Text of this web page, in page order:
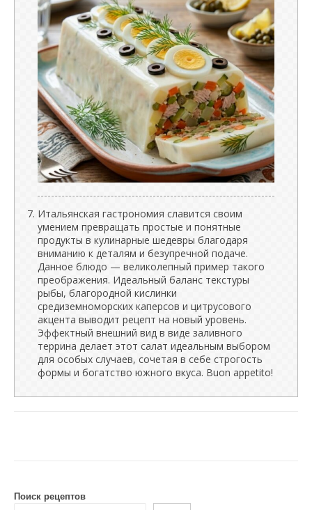
Итальянская гастрономия славится своим
умением превращать простые и понятные
продукты в кулинарные шедевры благодаря
вниманию к деталям и безупречной подаче.
Данное блюдо — великолепный пример такого
преображения. Идеальный баланс текстуры
рыбы, благородной кислинки
средиземноморских каперсов и цитрусового
акцента выводит рецепт на новый уровень.
Эффектный внешний вид в виде заливного
террина делает этот салат идеальным выбором
для особых случаев, сочетая в себе строгость
формы и богатство южного вкуса. Buon appetito!
Поиск рецептов